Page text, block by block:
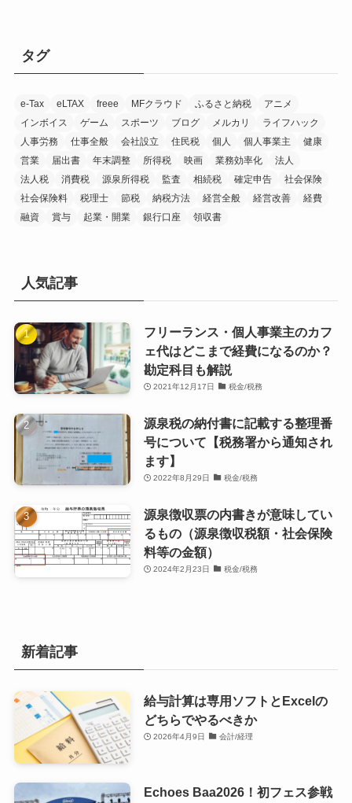
タグ
e-Tax eLTAX freee MFクラウド ふるさと納税
アニメ
インボイス
ゲーム スポーツ ブログ メルカリ
ライフハック
人事労務
仕事全般 会社設立 住民税 個人 個人事業主
健康
営業
届出書 年末調整 所得税 映画 業務効率化
法人
法人税
消費税 源泉所得税 監査 相続税 確定申告
社会保険
社会保険料
税理士 節税 納税方法 経営全般 経営改善
経費
融資
賞与 起業・開業 銀行口座 領収書
人気記事
フリーランス・個人事業主のカフ
ェ代はどこまで経費になるのか？
勘定科目も解説
2021年12月17日 税金/税務
源泉税の納付書に記載する整理番
号について【税務署から通知され
ます】
2022年8月29日 税金/税務
源泉徴収票の内書きが意味してい
るもの（源泉徴収税額・社会保険
料等の金額）
2024年2月23日 税金/税務
新着記事
給与計算は専用ソフトとExcelの
どちらでやるべきか
2026年4月9日 会計/経理
Echoes Baa2026！初フェス参戦